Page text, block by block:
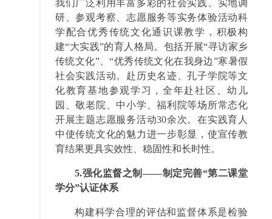
我们广泛利用丰富多彩的社会实践、实地调
研、参观考察、志愿服务等实务体验活动科
学配合优秀传统文化通识课教学，积极构
建“大实践”的育人格局。包括开展“寻访家乡
传统文化”、“优秀传统文化在我身边”寒暑假
社会实践活动。赴历史名迹、孔子学院等文
化教育基地参观学习，全年赴社区、幼儿
园、敬老院、中小学、福利院等场所常态化
开展主题志愿服务活动30余次。在实践育人
中使传统文化的魅力进一步彰显，使宣传教
育结果更具实效性、稳固性和长时性。
5.强化监督之制——制定完善“第二课堂
学分”认证体系
构建科学合理的评估和监督体系是检验